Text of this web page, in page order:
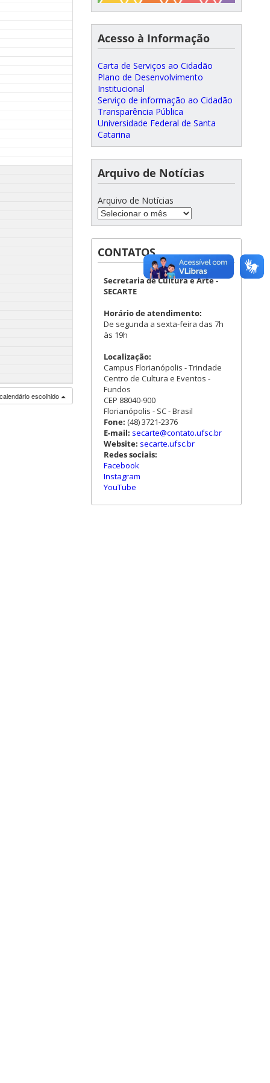
escolhido
Acesso à Informação
Carta de Serviços ao Cidadão
Plano de Desenvolvimento
Institucional
Serviço de informação ao Cidadão
Transparência Pública
Universidade Federal de Santa
Catarina
Arquivo de Notícias
Arquivo de Notícias
CONTATOS
Secretaria de Cultura e Arte -
SECARTE
Horário de atendimento:
De segunda a sexta-feira das 7h
às 19h
Localização:
Campus Florianópolis - Trindade
Centro de Cultura e Eventos -
Fundos
CEP 88040-900
Florianópolis - SC - Brasil
Fone: (48) 3721-2376
E-mail: secarte@contato.ufsc.br
Website: secarte.ufsc.br
Redes sociais:
Facebook
Instagram
YouTube